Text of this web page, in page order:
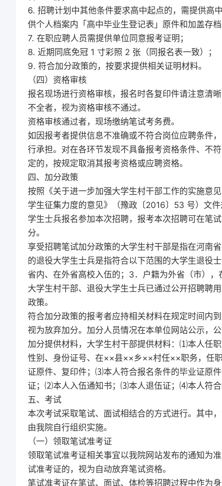
6. 招聘计划中其他条件要求高中起点的，需提供高
供个人档案内「高中毕业生登记表」原件和加盖存
7. 在职应聘人员需提供单位同意报考证明；
8. 近期同底免冠 1 寸彩照 2 张（同报名表一致）；
9. 符合加分政策的，按要求提供相关证明材料。
（四）资格审核
报名现场进行资格审核，报名时各复印件请注意清
不全者，视为资格审核不通过。
资格审核通过者，现场缴纳笔试考务费。
如因报考者提供信息不准确或不符合岗位应聘条件
行承担。对在各环节发现不具备报考资格条件、不
定的，按规定取消其报考资格或应聘资格。
四、加分政策
按照《关于进一步加强大学生村干部工作的实施意
学生征集力度的意见》（豫政〔2016〕53 号）文
学生士兵报名参加本次招聘，报考本次招聘可在笔
分。
享受招聘笔试加分政策的大学生村干部是指在河南
的退役大学生士兵是指符合以下范围的大学生退役
省内、在外省高校入伍的；3．户籍为外省（市），
大学生村干部、退役大学生士兵已通过公开招聘聘
政策。
符合加分政策的报考者应持相关材料在规定时间内
视为放弃加分。加分人员情况在本单位网站公示，
加分提供材料，大学生村干部提供材料：⑴本人任
性别、身份证号、在××县××乡××村任××职务，
证原件、复印件；⑶本人符合报名条件的毕业证原
证；⑵本人入伍通知书；⑶本人退伍证；⑷本人符合
五、考试
本次考试采取笔试、面试相结合的方式进行。其中
由我院自行组织实施。
（一）领取笔试准考证
领取笔试准考证相关事宜以我院网站发布的通知为
试准考证的，视为自动放弃笔试资格。
笔试准考证在笔试、面试、体检等招聘过程中作为